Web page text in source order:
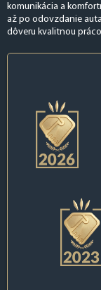
komunikácia a
až po odovzdanie
dôveru kvalitnou